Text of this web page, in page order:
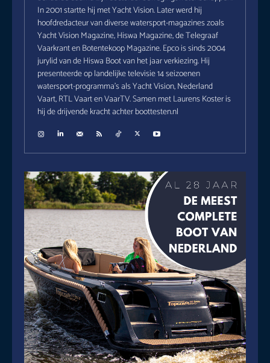
In 2001 startte hij met Yacht Vision. Later werd hij
hoofdredacteur van diverse watersport-magazines zoals
Yacht Vision Magazine, Hiswa Magazine, de Telegraaf
Vaarkrant en Botentekoop Magazine. Epco is sinds 2004
jurylid van de Hiswa Boot van het jaar verkiezing. Hij
presenteerde op landelijke televisie 14 seizoenen
watersport-programma's als Yacht Vision, Nederland
Vaart, RTL Vaart en VaarTV. Samen met Laurens Koster is
hij de drijvende kracht achter boottesten.nl